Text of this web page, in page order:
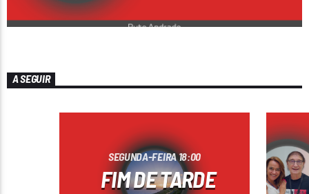
A SEGUIR
SEGUNDA-FEIRA 18:00
FIM DE TARDE